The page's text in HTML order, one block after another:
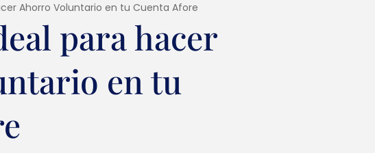
Ahorro Voluntario en tu Cuenta Afore
para hacer
en tu